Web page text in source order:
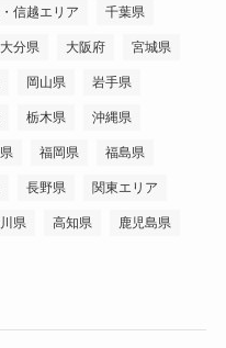
信越エリア 千葉県
大分県 大阪府 宮城県
岡山県 岩手県
栃木県 沖縄県
福岡県 福島県
長野県 関東エリア
県 高知県 鹿児島県